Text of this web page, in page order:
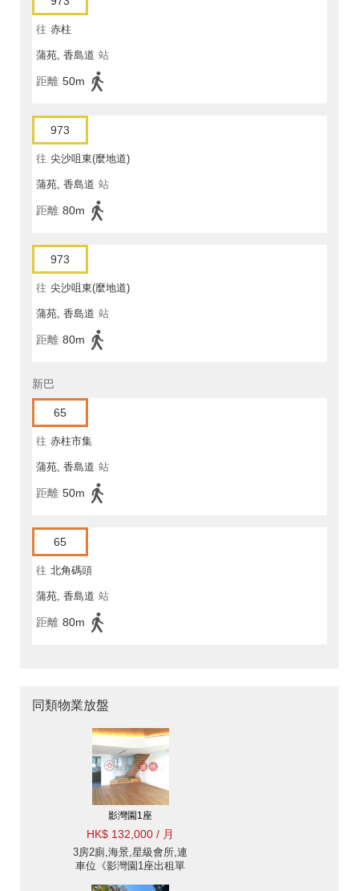
往 赤柱
蒲苑, 香島道 站
距離 50m
973
往 尖沙咀東(麼地道)
蒲苑, 香島道 站
距離 80m
973
往 尖沙咀東(麼地道)
蒲苑, 香島道 站
距離 80m
新巴
65
往 赤柱市集
蒲苑, 香島道 站
距離 50m
65
往 北角碼頭
蒲苑, 香島道 站
距離 80m
同類物業放盤
影灣園1座
HK$ 132,000 / 月
3房2廁,海景,星級會所,連
車位《影灣園1座出租單